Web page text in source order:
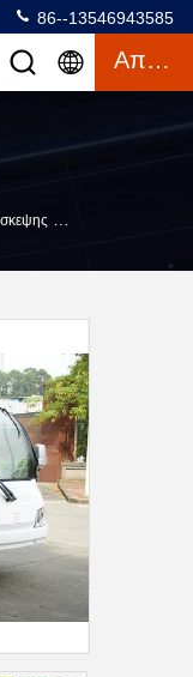
86--13546943585
Απόσπασμα
>